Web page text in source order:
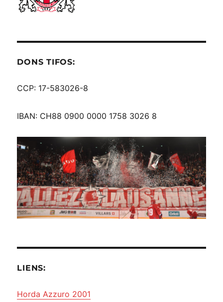
DONS TIFOS:
CCP: 17-583026-8
IBAN: CH88 0900 0000 1758 3026 8
LIENS:
Horda Azzuro 2001